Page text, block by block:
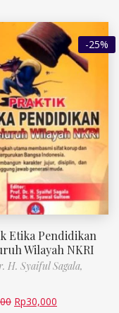
-25%
Etika Pendidikan
Wilayah NKRI
H. Syaiful Sagala,
Rp30,000